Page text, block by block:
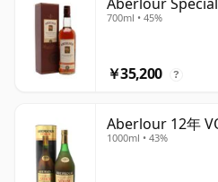
700ml • 45%
￥35,200 ?
Aberlour 12年
1000ml • 43%